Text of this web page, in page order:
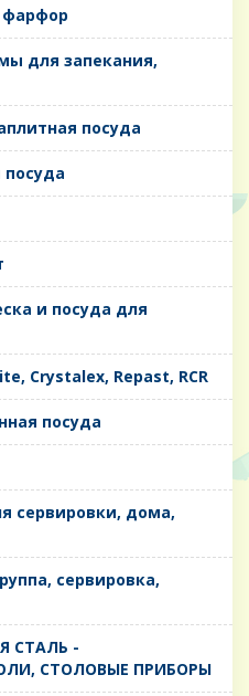
фарфор
для запекания,
посуда
посуда
и посуда для
Crystalex, Repast, RCR
посуда
сервировки, дома,
сервировка,
СТАЛЬ -
СТОЛОВЫЕ ПРИБОРЫ